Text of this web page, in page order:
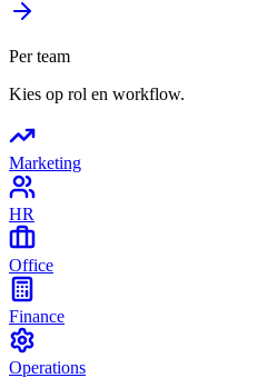
Per team
Kies op rol en workflow.
Marketing
HR
Office
Finance
Operations